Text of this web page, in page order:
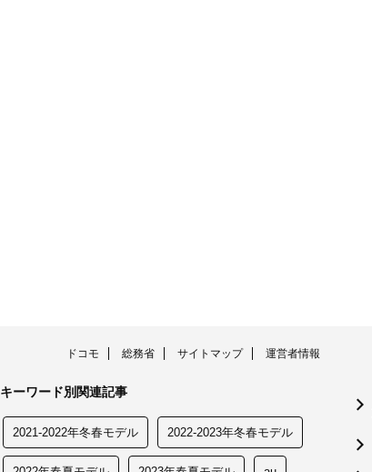
ドコモ 総務省 サイトマップ 運営者情報
キーワード別関連記事
2021-2022年冬春モデル 2022-2023年冬春モデル